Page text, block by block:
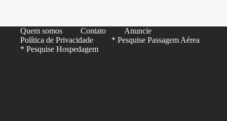
Quem somos Contato
Anuncie
Política de Privacidade
* Pesquise Passagem Aérea
* Pesquise Hospedagem